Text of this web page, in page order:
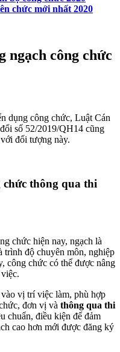
chức mới nhất 2020
ngạch công chức
dụng công chức, Luật Cán
số 52/2019/QH14 cũng
đối tượng này.
chức thông qua thi
chức hiện nay, ngạch là
trình độ chuyên môn, nghiệp
công chức có thể được nâng
vị trí việc làm, phù hợp
đơn vị và thông qua thi
chuẩn, điều kiện để đảm
cao hơn mới được đăng ký